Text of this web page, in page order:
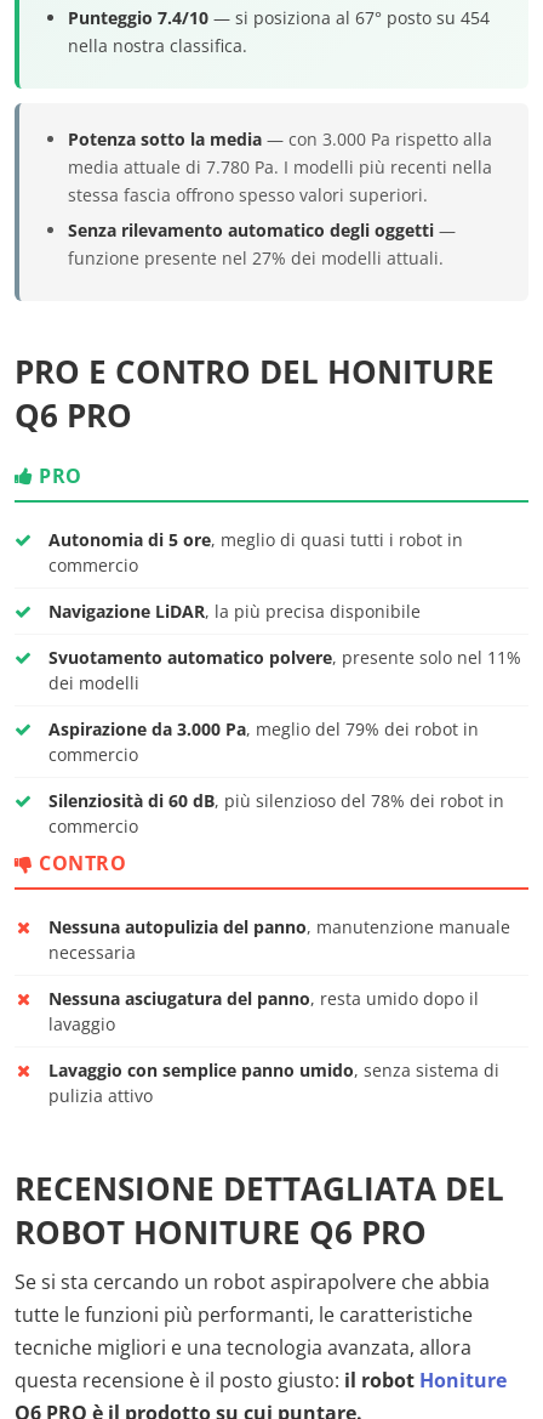
Punteggio 7.4/10 — si posiziona al 67° posto su 454
nella nostra classifica.
Potenza sotto la media — con 3.000 Pa rispetto alla
media attuale di 7.780 Pa. I modelli più recenti nella
stessa fascia offrono spesso valori superiori.
Senza rilevamento automatico degli oggetti —
funzione presente nel 27% dei modelli attuali.
PRO E CONTRO DEL HONITURE
Q6 PRO
PRO
Autonomia di 5 ore, meglio di quasi tutti i robot in
commercio
Navigazione LiDAR, la più precisa disponibile
Svuotamento automatico polvere, presente solo nel 11%
dei modelli
Aspirazione da 3.000 Pa, meglio del 79% dei robot in
commercio
Silenziosità di 60 dB, più silenzioso del 78% dei robot in
commercio
CONTRO
Nessuna autopulizia del panno, manutenzione manuale
necessaria
Nessuna asciugatura del panno, resta umido dopo il
lavaggio
Lavaggio con semplice panno umido, senza sistema di
pulizia attivo
RECENSIONE DETTAGLIATA DEL
ROBOT HONITURE Q6 PRO
Se si sta cercando un robot aspirapolvere che abbia
tutte le funzioni più performanti, le caratteristiche
tecniche migliori e una tecnologia avanzata, allora
questa recensione è il posto giusto: il robot Honiture
Q6 PRO è il prodotto su cui puntare.